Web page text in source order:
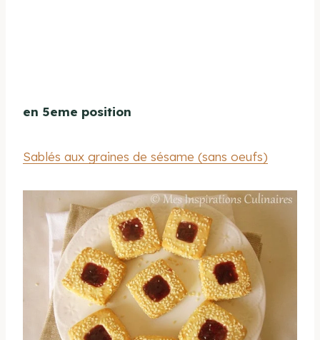
en 5eme position
Sablés aux graines de sésame (sans oeufs)